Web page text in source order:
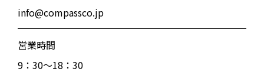
info@compassco.jp
営業時間
9：30～18：30